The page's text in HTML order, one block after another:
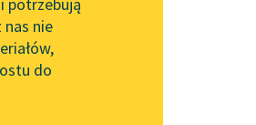
Lektur
promocyjne
nie
do